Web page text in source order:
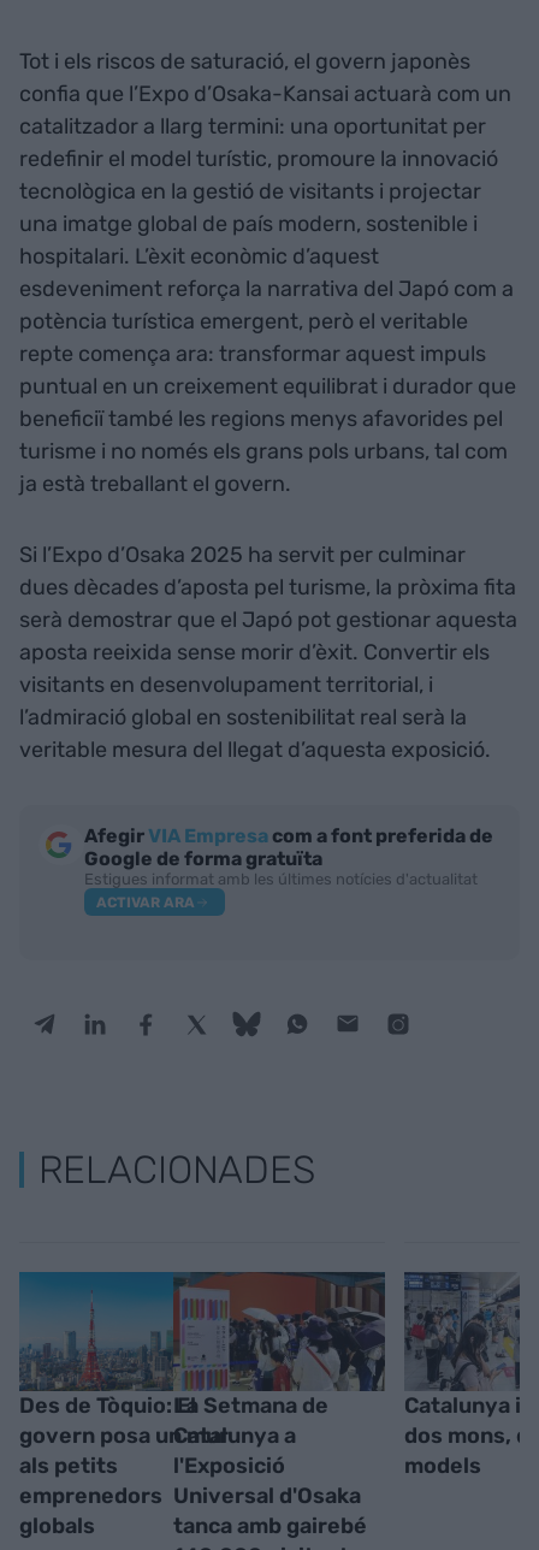
Tot i els riscos de saturació, el govern japonès
confia que l’Expo d’Osaka-Kansai actuarà com un
catalitzador a llarg termini: una oportunitat per
redefinir el model turístic, promoure la innovació
tecnològica en la gestió de visitants i projectar
una imatge global de país modern, sostenible i
hospitalari. L’èxit econòmic d’aquest
esdeveniment reforça la narrativa del Japó com a
potència turística emergent, però el veritable
repte comença ara: transformar aquest impuls
puntual en un creixement equilibrat i durador que
beneficiï també les regions menys afavorides pel
turisme i no només els grans pols urbans, tal com
ja està treballant el govern.
Si l’Expo d’Osaka 2025 ha servit per culminar
dues dècades d’aposta pel turisme, la pròxima fita
serà demostrar que el Japó pot gestionar aquesta
aposta reeixida sense morir d’èxit. Convertir els
visitants en desenvolupament territorial, i
l’admiració global en sostenibilitat real serà la
veritable mesura del llegat d’aquesta exposició.
AfegirVIA Empresa com a font preferida de
Google de forma gratuïta
Estigues informat amb les últimes notícies d'actualitat
ACTIVAR ARA
RELACIONADES
Des de Tòquio: El
govern posa un mur
als petits
emprenedors
globals
La Setmana de
Catalunya a
l'Exposició
Universal d'Osaka
tanca amb gairebé
Catalunya i
dos mons,
models